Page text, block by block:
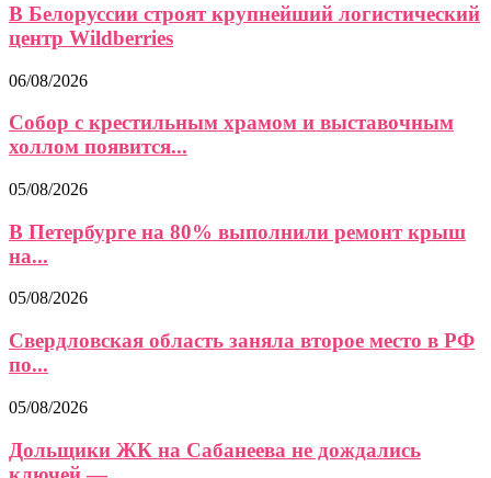
В Белоруссии строят крупнейший логистический
центр Wildberries
06/08/2026
Собор с крестильным храмом и выставочным
холлом появится...
05/08/2026
В Петербурге на 80% выполнили ремонт крыш
на...
05/08/2026
Свердловская область заняла второе место в РФ
по...
05/08/2026
Дольщики ЖК на Сабанеева не дождались